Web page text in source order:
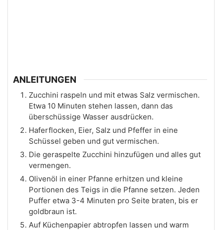
ANLEITUNGEN
Zucchini raspeln und mit etwas Salz vermischen.
Etwa 10 Minuten stehen lassen, dann das
überschüssige Wasser ausdrücken.
Haferflocken, Eier, Salz und Pfeffer in eine
Schüssel geben und gut vermischen.
Die geraspelte Zucchini hinzufügen und alles gut
vermengen.
Olivenöl in einer Pfanne erhitzen und kleine
Portionen des Teigs in die Pfanne setzen. Jeden
Puffer etwa 3-4 Minuten pro Seite braten, bis er
goldbraun ist.
Auf Küchenpapier abtropfen lassen und warm